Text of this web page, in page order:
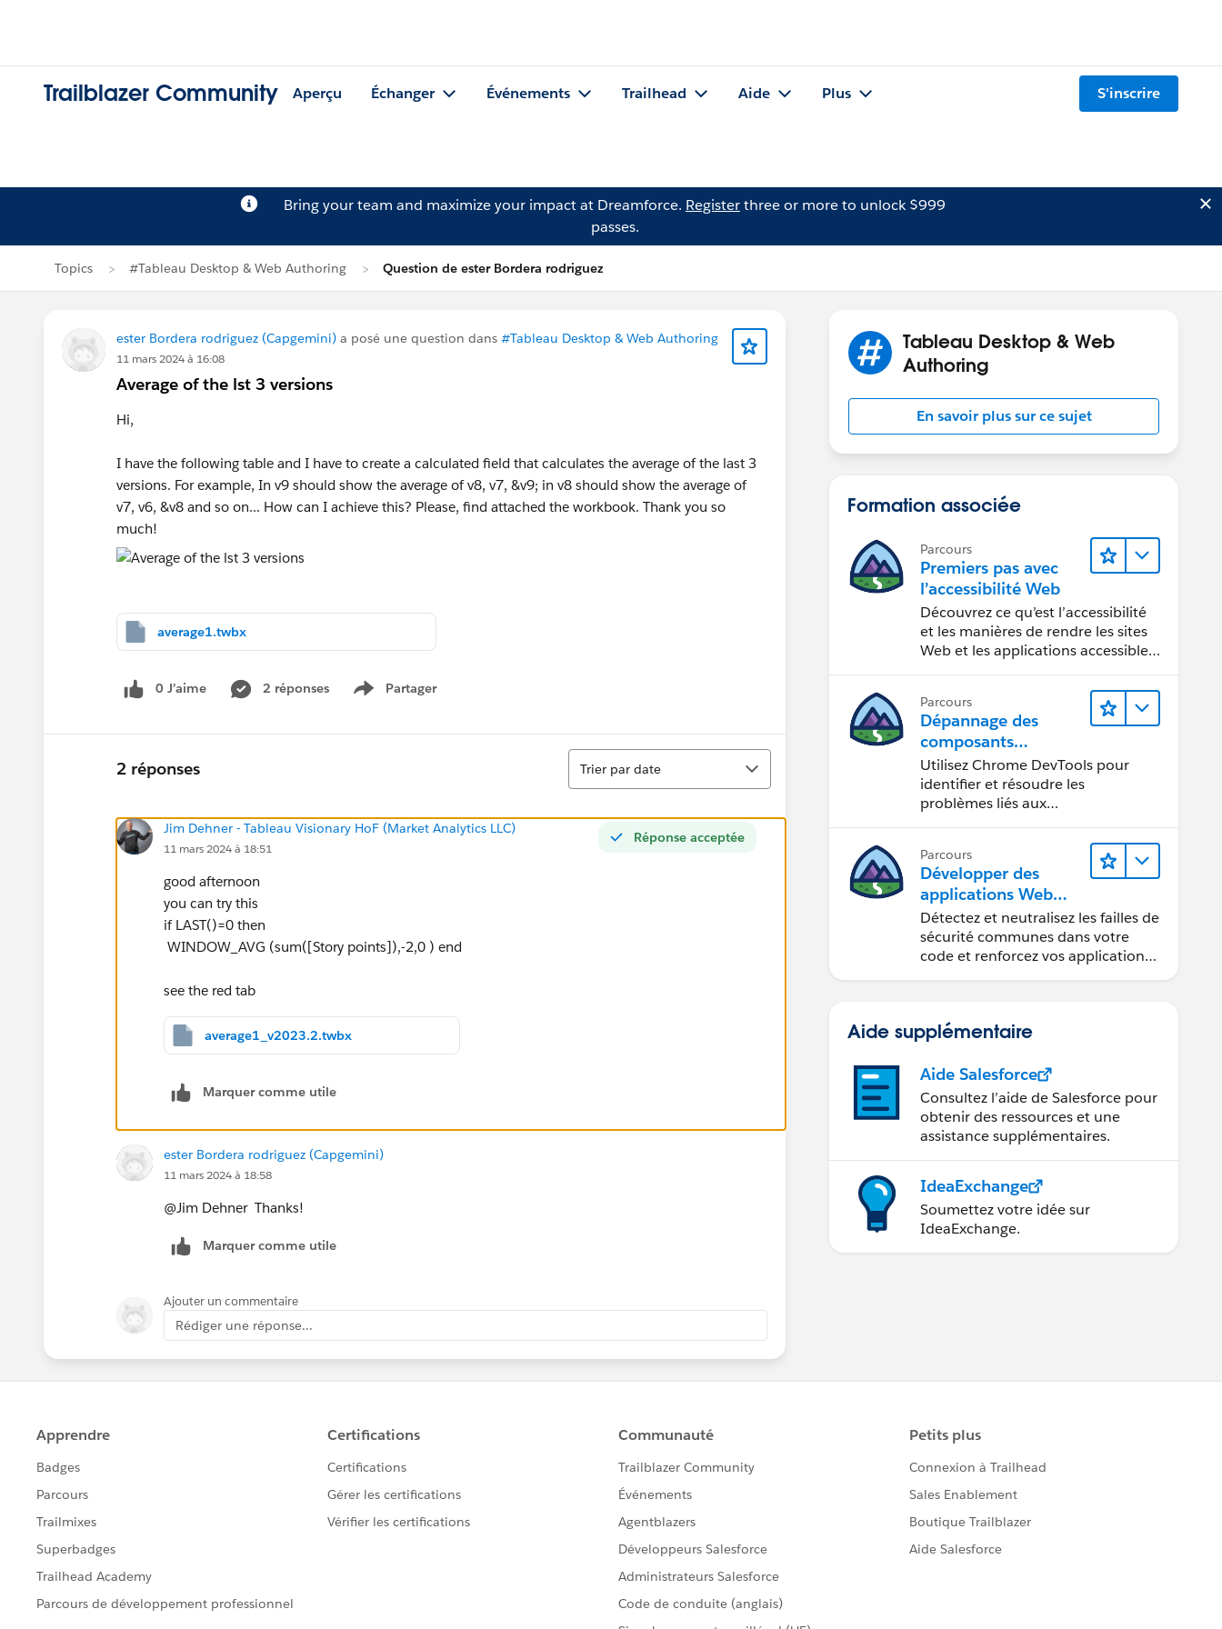
Trailblazer Community Aperçu Échanger Événements Trailhead Aide Plus S'inscrire
Bring your team and maximize your impact at Dreamforce. Registerthree or more to unlock $999
passes.
Topics #Tableau Desktop & Web Authoring Question de ester Bordera rodriguez
ester Bordera rodriguez (Capgemini) a posé une question dans #Tableau Desktop & Web Authoring
11 mars 2024 à 16:08
Average of the lst 3 versions
Hi,
I have the following table and I have to create a calculated field that calculates the average of the last 3
versions. For example, In v9 should show the average of v8, v7, &v9; in v8 should show the average of
v7, v6, &v8 and so on... How can I achieve this? Please, find attached the workbook. Thank you so
much!
average1.twbx
0 J’aime 2 réponses Partager
Show menu
2 réponses
Tri
Trier par date
Réponse acceptée
Jim Dehner - Tableau Visionary HoF (Market Analytics LLC)
11 mars 2024 à 18:51
good afternoon
you can try this
if LAST()=0 then
WINDOW_AVG (sum([Story points]),-2,0 ) end
see the red tab
average1_v2023.2.twbx
Marquer comme utile
ester Bordera rodriguez (Capgemini)
11 mars 2024 à 18:58
@Jim Dehner​ Thanks!
Marquer comme utile
Ajouter un commentaire
Rédiger une réponse...
Tableau Desktop & Web
Authoring
En savoir plus sur ce sujet
Formation associée
Parcours
Premiers pas avec
l’accessibilité Web
Découvrez ce qu’est l’accessibilité
et les manières de rendre les sites
Web et les applications accessibles
Parcours
Dépannage des
composants
Web Lightning
Utilisez Chrome DevTools pour
identifier et résoudre les
problèmes liés aux
Parcours
Développer des
applications Web
sécurisées
Détectez et neutralisez les failles de
sécurité communes dans votre
code et renforcez vos applications
Aide supplémentaire
Aide Salesforce
Consultez l’aide de Salesforce pour
obtenir des ressources et une
assistance supplémentaires.
IdeaExchange
Soumettez votre idée sur
IdeaExchange.